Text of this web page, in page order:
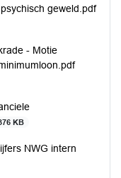
geweld.pdf
- Motie
KB
NWG intern